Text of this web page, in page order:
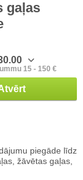
gaļas
15 - 150 €
piegāde līdz
žāvētas gaļas,